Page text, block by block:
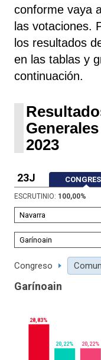
conforme vaya
las votaciones.
los resultados
en las tablas y
continuación.
2023
23J
ESCRUTINIO: 100,00%
Congreso
Garínoain
28,83%
20,22% 20,22%